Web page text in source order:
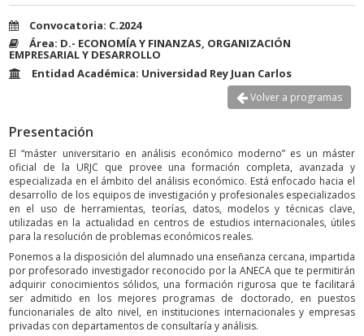
Convocatoria: C.2024
Área: D.- ECONOMÍA Y FINANZAS, ORGANIZACIÓN
EMPRESARIAL Y DESARROLLO
Entidad Académica: Universidad Rey Juan Carlos
Volver a programas
Presentación
El “máster universitario en análisis económico moderno” es un máster
oficial de la URJC que provee una formación completa, avanzada y
especializada en el ámbito del análisis económico. Está enfocado hacia el
desarrollo de los equipos de investigación y profesionales especializados
en el uso de herramientas, teorías, datos, modelos y técnicas clave,
utilizadas en la actualidad en centros de estudios internacionales, útiles
para la resolución de problemas económicos reales.
Ponemos a la disposición del alumnado una enseñanza cercana, impartida
por profesorado investigador reconocido por la ANECA que te permitirán
adquirir conocimientos sólidos, una formación rigurosa que te facilitará
ser admitido en los mejores programas de doctorado, en puestos
funcionariales de alto nivel, en instituciones internacionales y empresas
privadas con departamentos de consultaría y análisis.